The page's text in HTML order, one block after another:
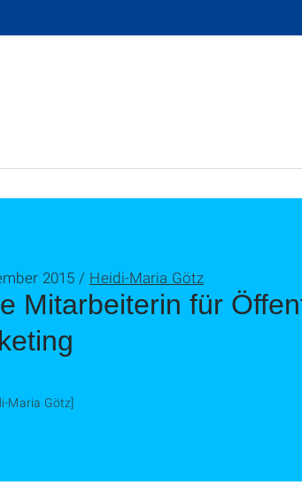
Mitarbeiterin für
2015 / Heidi-Maria Götz
Maria Götz]